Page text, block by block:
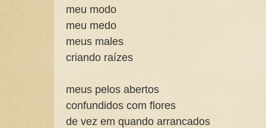
meu modo
meu medo
meus males
criando raízes
meus pelos abertos
confundidos com flores
de vez em quando arrancados